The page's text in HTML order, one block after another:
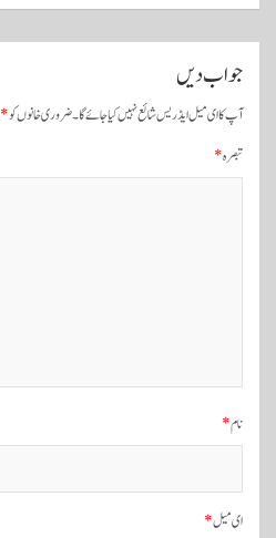
و
ں
ن
جواب دیں
آپ کا ای میل ایڈریس شائع نہیں کیا جائے گا۔ضروری خانوں کو*
تبصرہ*
نام*
ای میل*